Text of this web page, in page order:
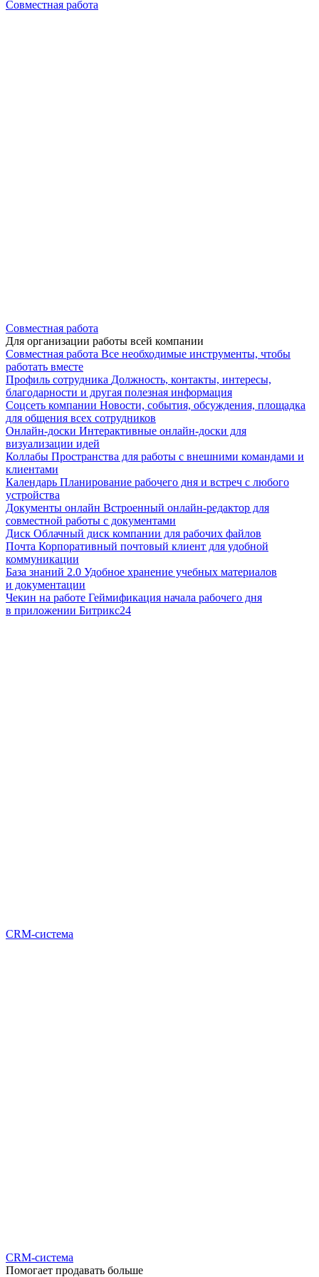
Совместная работа
Совместная работа
Для организации работы всей компании
Совместная работа Все необходимые инструменты, чтобы
работать вместе
Профиль сотрудника Должность, контакты, интересы,
благодарности и другая полезная информация
Соцсеть компании Новости, события, обсуждения, площадка
для общения всех сотрудников
Онлайн-доски Интерактивные онлайн-доски для
визуализации идей
Коллабы Пространства для работы с внешними командами и
клиентами
Календарь Планирование рабочего дня и встреч с любого
устройства
Документы онлайн Встроенный онлайн-редактор для
совместной работы с документами
Диск Облачный диск компании для рабочих файлов
Почта Корпоративный почтовый клиент для удобной
коммуникации
База знаний 2.0 Удобное хранение учебных материалов
и документации
Чекин на работе Геймификация начала рабочего дня
в приложении Битрикс24
CRM-система
CRM-система
Помогает продавать больше